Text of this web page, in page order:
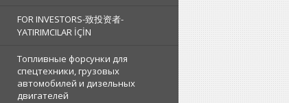
FOR INVESTORS-致投资者-
YATIRIMCILAR İÇİN
Топливные форсунки для
спецтехники, грузовых
автомобилей и дизельных
двигателей